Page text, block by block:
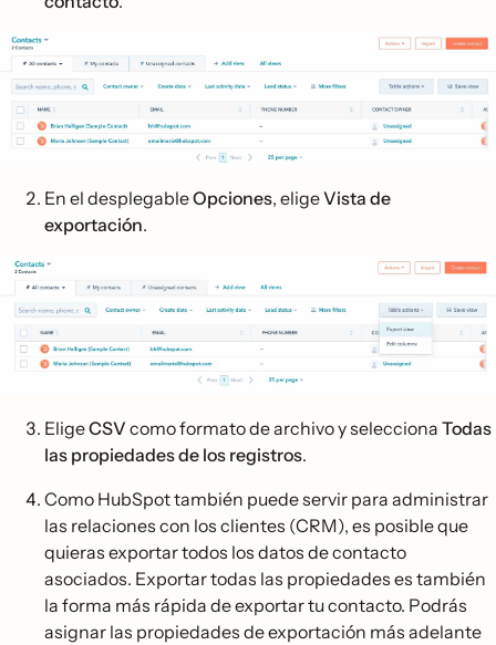
En el desplegableOpciones, eligeVista de
exportación.
EligeCSV como formato de archivo y selecciona Todas
las propiedades de los registros.
Como HubSpot también puede servir para administrar
las relaciones con los clientes (CRM), es posible que
quieras exportar todos los datos de contacto
asociados. Exportar todas las propiedades es también
la forma más rápida de exportar tu contacto. Podrás
asignar las propiedades de exportación más adelante